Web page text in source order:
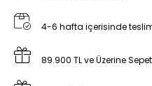
4-6 hafta içerisinde
89.900 TL ve Üzerine